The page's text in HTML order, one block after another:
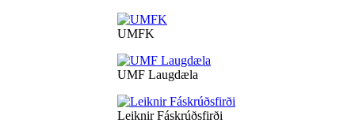
UMFK
UMF Laugdæla
Leiknir Fáskrúðsfirði